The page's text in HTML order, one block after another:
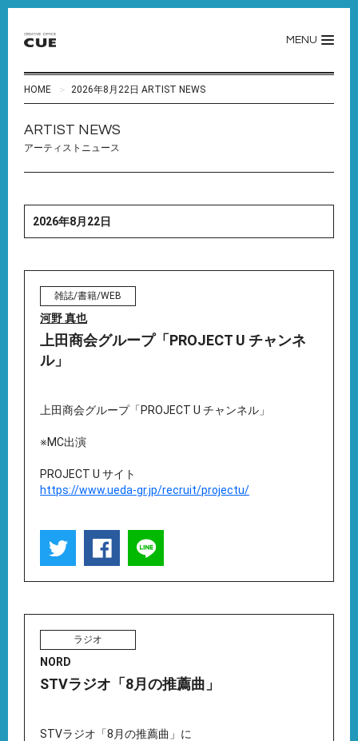
MENU
HOME 2026年8月22日 ARTIST NEWS
ARTIST NEWS
アーティストニュース
2026年8月22日
雑誌/書籍/WEB
河野 真也
上田商会グループ「PROJECT U チャンネ
ル」
上田商会グループ「PROJECT U チャンネル」
※MC出演
PROJECT U サイト
https://www.ueda-gr.jp/recruit/projectu/
ラジオ
NORD
STVラジオ「8月の推薦曲」
STVラジオ「8月の推薦曲」に